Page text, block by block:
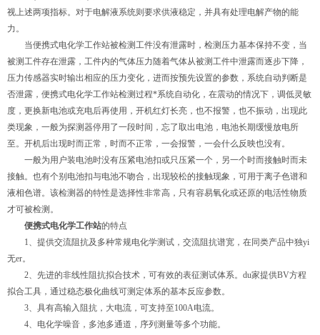
视上述两项指标。对于电解液系统则要求供液稳定，并具有处理电解产物的能
力。
当便携式电化学工作站被检测工件没有泄露时，检测压力基本保持不变，当
被测工件存在泄露，工件内的气体压力随着气体从被测工件中泄露而逐步下降，
压力传感器实时输出相应的压力变化，进而按预先设置的参数，系统自动判断是
否泄露，便携式电化学工作站检测过程*系统自动化，在震动的情况下，调低灵敏
度，更换新电池或充电后再使用，开机红灯长亮，也不报警，也不振动，出现此
类现象，一般为探测器停用了一段时间，忘了取出电池，电池长期缓慢放电所
至。开机后出现时而正常，时而不正常，一会报警，一会什么反映也没有。
一般为用户装电池时没有压紧电池扣或只压紧一个，另一个时而接触时而未
接触。也有个别电池扣与电池不吻合，出现较松的接触现象，可用于离子色谱和
液相色谱。该检测器的特性是选择性非常高，只有容易氧化或还原的电活性物质
才可被检测。
便携式电化学工作站的特点
1、提供交流阻抗及多种常规电化学测试，交流阻抗谱宽，在同类产品中独yi
无er。
2、先进的非线性阻抗拟合技术，可有效的表征测试体系。du家提供BV方程
拟合工具，通过稳态极化曲线可测定体系的基本反应参数。
3、具有高输入阻抗，大电流，可支持至100A电流。
4、电化学噪音，多池多通道，序列测量等多个功能。